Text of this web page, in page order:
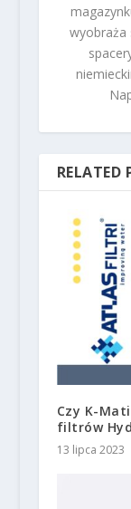
wyobraża
RELATED
Czy K-
filtrów
13 lipca 2023